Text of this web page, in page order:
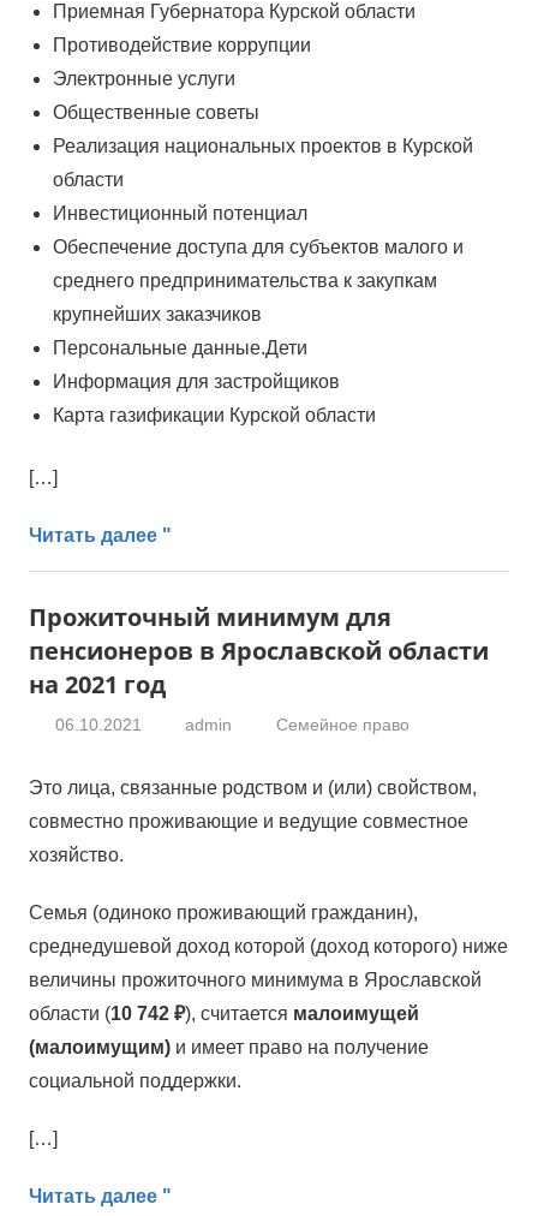
Приемная Губернатора Курской области
Противодействие коррупции
Электронные услуги
Общественные советы
Реализация национальных проектов в Курской
области
Инвестиционный потенциал
Обеспечение доступа для субъектов малого и
среднего предпринимательства к закупкам
крупнейших заказчиков
Персональные данные.Дети
Информация для застройщиков
Карта газификации Курской области
[…]
Читать далее "
Прожиточный минимум для
пенсионеров в Ярославской области
на 2021 год
06.10.2021 admin Семейное право
Это лица, связанные родством и (или) свойством,
совместно проживающие и ведущие совместное
хозяйство.
Семья (одиноко проживающий гражданин),
среднедушевой доход которой (доход которого) ниже
величины прожиточного минимума в Ярославской
области (10 742 ₽), считается малоимущей
(малоимущим) и имеет право на получение
социальной поддержки.
[…]
Читать далее "